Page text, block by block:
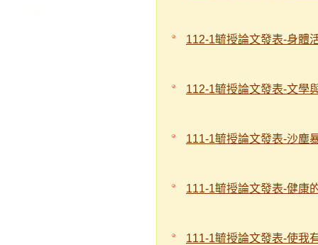
112-1毓授論文發表-身體
112-1毓授論文發表-文學
111-1毓授論文發表-沙塵
111-1毓授論文發表-健康
111-1毓授論文發表-使我